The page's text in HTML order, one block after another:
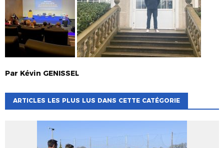
Par Kévin GENISSEL
ARTICLES LES PLUS LUS DANS CETTE CATÉGORIE